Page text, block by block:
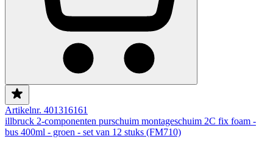
Artikelnr. 401316161
illbruck 2-componenten purschuim montageschuim 2C fix foam -
bus 400ml - groen - set van 12 stuks (FM710)